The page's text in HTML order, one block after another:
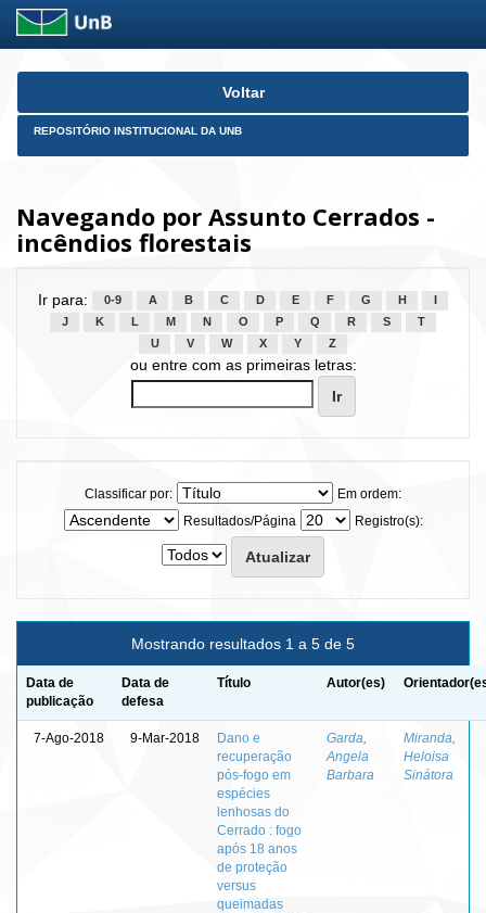
Skip
Voltar
REPOSITÓRIO INSTITUCIONAL DA UNB
Navegando por Assunto Cerrados -
incêndios florestais
Ir para: 0-9 A B C D E F G H
J
K L M N O P Q R S
T
U
V W X Y Z
ou entre com as primeiras letras:
Classificar por:
Em ordem:
Resultados/Página
Registro(s):
Mostrando resultados 1 a 5 de 5
Data de
publicação
Data de
defesa
Título Autor(es)
7-Ago-2018 9-Mar-2018
Dano e
recuperação
pós-fogo em
espécies
lenhosas do
Cerrado : fogo
após 18 anos
de proteção
versus
queimadas
Garda,
Angela
Barbara
Miranda,
Heloisa
Sinátora